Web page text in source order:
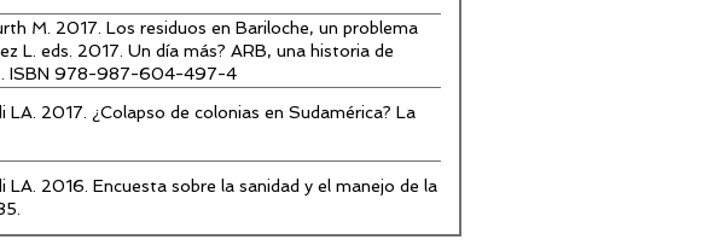
M. 2017. Los residuos en Bariloche, un problema
L. eds. 2017. Un día más? ARB, una historia de
ISBN 978-987-604-497-4
LA. 2017. ¿Colapso de colonias en Sudamérica? La
LA. 2016. Encuesta sobre la sanidad y el manejo de la